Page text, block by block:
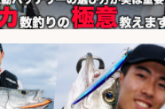
sponsored by 求人ボックス
鮮魚販売/「志布志
円〜」志布志市内
トや商品の陳列スタッ